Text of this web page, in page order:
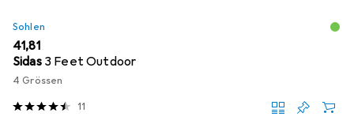
Sohlen
EUR
41,81
Sidas 3 Feet Outdoor
4 Grössen
11